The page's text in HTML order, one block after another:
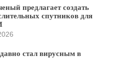
предлагает создать
спутников для
стал вирусным в